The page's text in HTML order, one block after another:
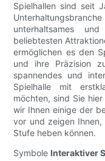
Spielhallen sind seit
unterhaltsames
beliebtesten
ermöglichen es den
und ihre Präzision
spannendes und
Spielhalle mit
möchten, sind Sie
wir Ihnen einige der
vor und zeigen
Stufe heben können.
Symbole Interaktiver